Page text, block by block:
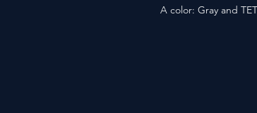
A color: Gray and